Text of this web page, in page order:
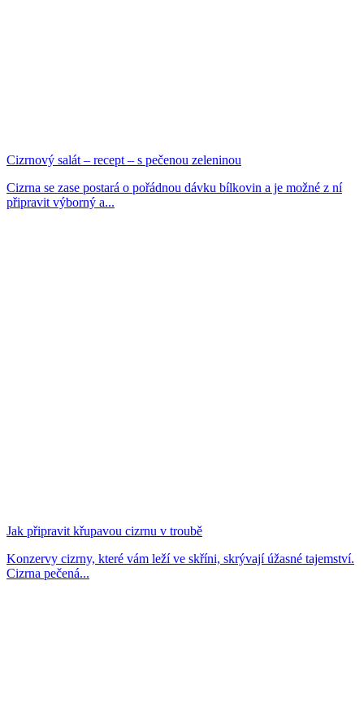
Cizrnový salát – recept – s pečenou zeleninou
Cizrna se zase postará o pořádnou dávku bílkovin a je možné z ní
připravit výborný a...
Jak připravit křupavou cizrnu v troubě
Konzervy cizrny, které vám leží ve skříni, skrývají úžasné tajemství.
Cizrna pečená...